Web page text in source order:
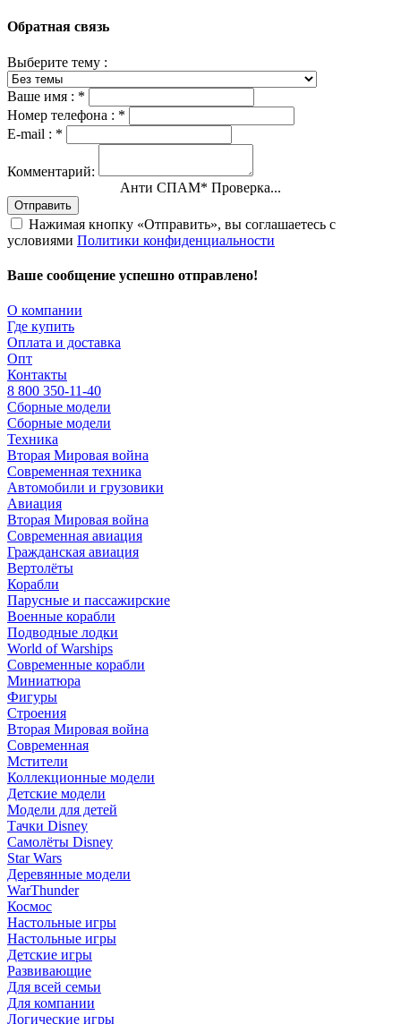
Обратная связь
Выберите тему :
Ваше имя : *
Номер телефона : *
E-mail : *
Комментарий:
Анти СПАМ* Проверка...
Отправить
Нажимая кнопку «Отправить», вы соглашаетесь с
условиями Политики конфиденциальности
Ваше сообщение успешно отправлено!
О компании
Где купить
Оплата и доставка
Опт
Контакты
8 800 350-11-40
Сборные модели
Сборные модели
Техника
Вторая Мировая война
Современная техника
Автомобили и грузовики
Авиация
Вторая Мировая война
Современная авиация
Гражданская авиация
Вертолёты
Корабли
Парусные и пассажирские
Военные корабли
Подводные лодки
World of Warships
Современные корабли
Миниатюра
Фигуры
Строения
Вторая Мировая война
Современная
Мстители
Коллекционные модели
Детские модели
Модели для детей
Тачки Disney
Самолёты Disney
Star Wars
Деревянные модели
WarThunder
Космос
Настольные игры
Настольные игры
Детские игры
Развивающие
Для всей семьи
Для компании
Логические игры